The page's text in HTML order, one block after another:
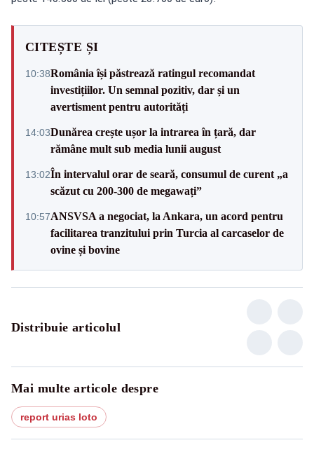
CITEȘTE ȘI
10:38România își păstrează ratingul recomandat
investițiilor. Un semnal pozitiv, dar și un
avertisment pentru autorități
14:03Dunărea crește ușor la intrarea în țară, dar
rămâne mult sub media lunii august
13:02În intervalul orar de seară, consumul de curent „a
scăzut cu 200-300 de megawați”
10:57ANSVSA a negociat, la Ankara, un acord pentru
facilitarea tranzitului prin Turcia al carcaselor de
ovine și bovine
Distribuie articolul
Mai multe articole despre
report urias loto